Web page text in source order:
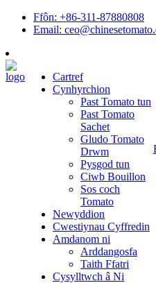
Ffôn: +86-311-87880808
Email:
Cartref
Cynhyrchion
Past Tomato tun
Past Tomato
Sachet
Gludo Tomato
Drwm
Pysgod tun
Ciwb Bouillon
Sos coch
Tomato
Newyddion
Cwestiynau Cyffredin
Amdanom ni
Arddangosfa
Taith Ffatri
Cysylltwch â Ni